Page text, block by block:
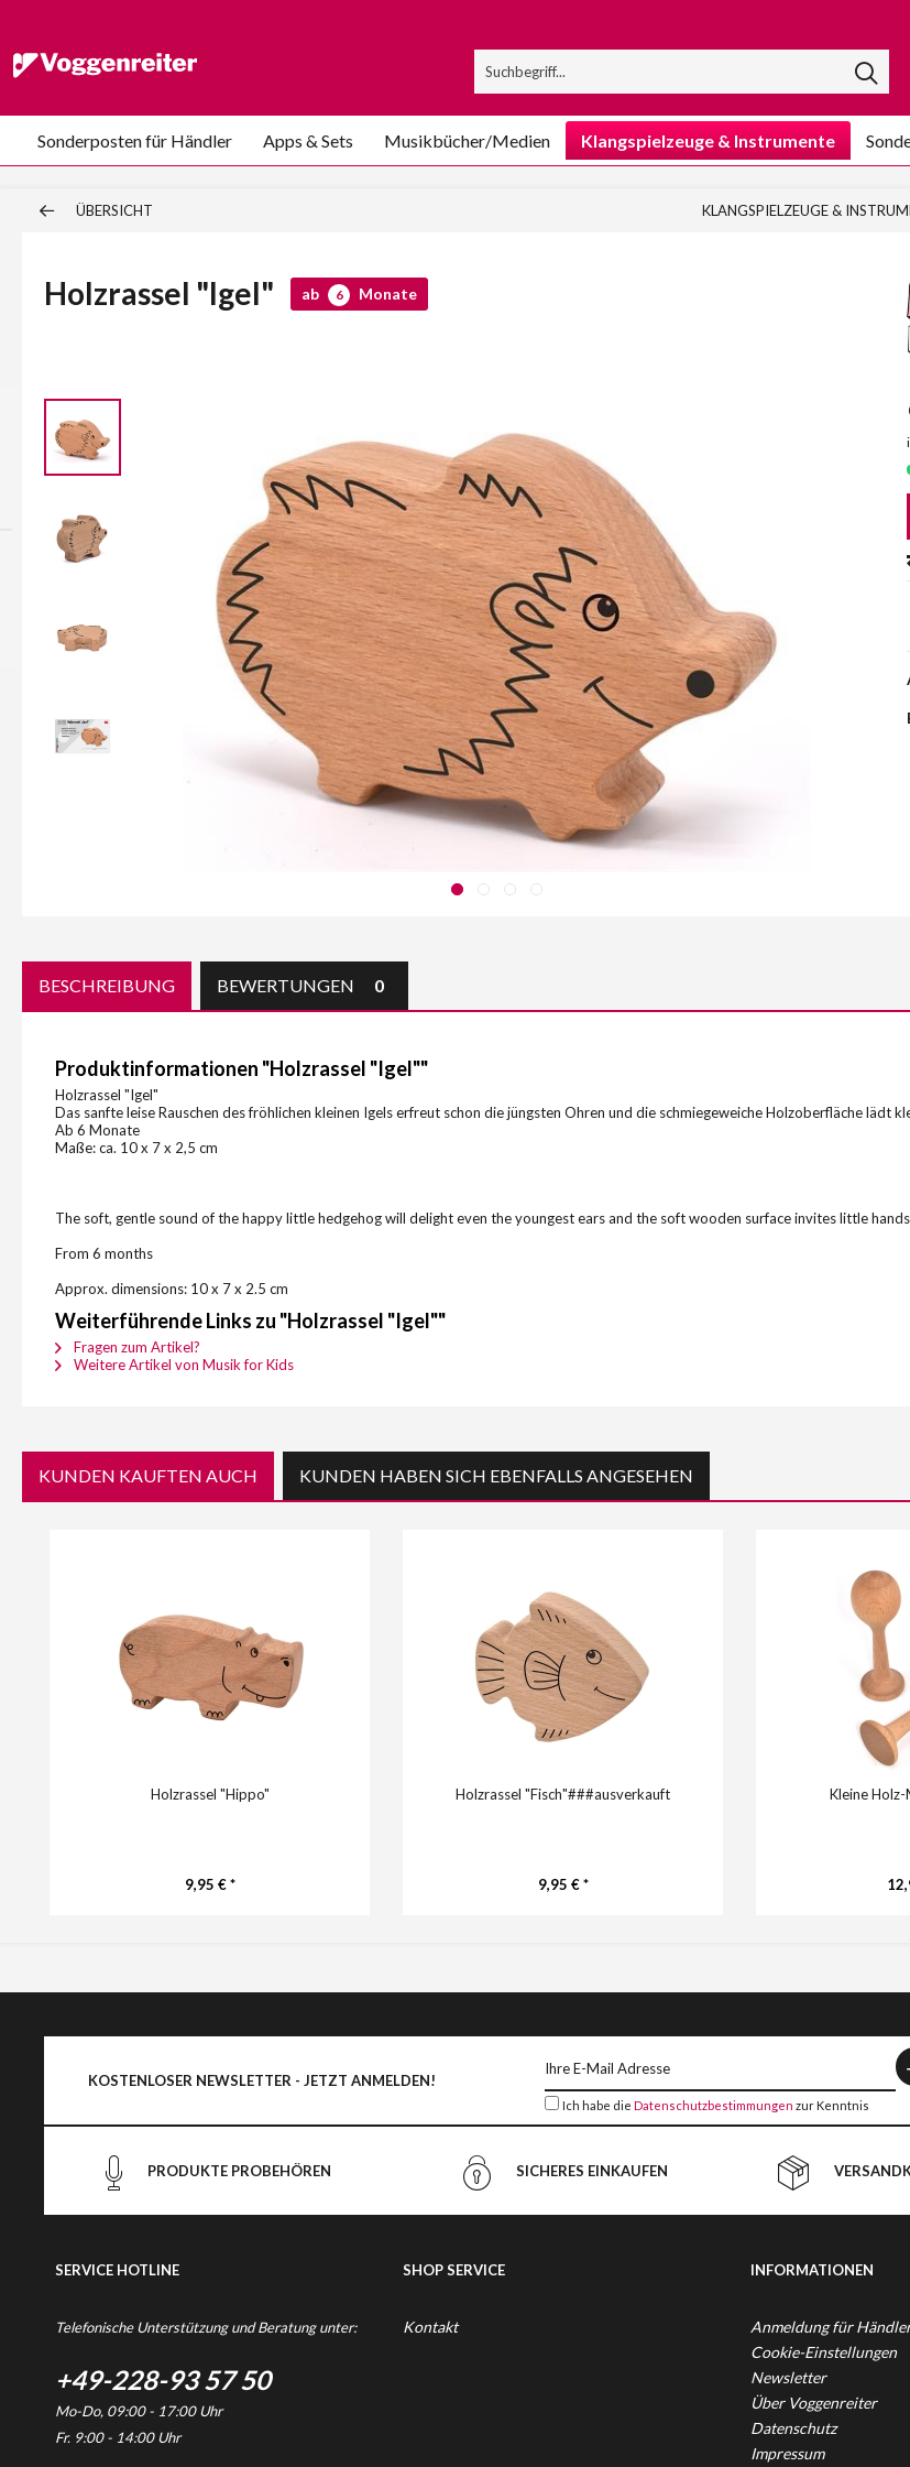
Sonderposten für Händler Apps & Sets Musikbücher/Medien Klangspielzeuge & Instrumente
ÜBERSICHT KLANGSPIELZEUGE &
Holzrassel "Igel" ab 6 Monate
BESCHREIBUNG BEWERTUNGEN 0
Produktinformationen "Holzrassel "Igel""
Holzrassel "Igel"
Das sanfte leise Rauschen des fröhlichen kleinen Igels erfreut schon die jüngsten Ohren und die schmiegeweiche Holzoberfläche lädt
Ab 6 Monate
Maße: ca. 10 x 7 x 2,5 cm
The soft, gentle sound of the happy little hedgehog will delight even the youngest ears and the soft wooden surface invites little
From 6 months
Approx. dimensions: 10 x 7 x 2.5 cm
Weiterführende Links zu "Holzrassel "Igel""
Fragen zum Artikel?
Weitere Artikel von Musik for Kids
KUNDEN KAUFTEN AUCH KUNDEN HABEN SICH EBENFALLS ANGESEHEN
Holzrassel "Hippo"
9,95 € *
Holzrassel "Fisch"###ausverkauft
9,95 € *
Kleine Holz-
KOSTENLOSER NEWSLETTER - JETZT ANMELDEN!
Ich habe die Datenschutzbestimmungen zur Kenntnis
PRODUKTE PROBEHÖREN SICHERES EINKAUFEN
SERVICE HOTLINE
Telefonische Unterstützung und Beratung unter:
+49-228-93 57 50
Mo-Do, 09:00 - 17:00 Uhr
Fr. 9:00 - 14:00 Uhr
SHOP SERVICE
Kontakt
INFORMATIONEN
Anmeldung für
Cookie-Einstellungen
Newsletter
Über Voggenreiter
Datenschutz
Impressum